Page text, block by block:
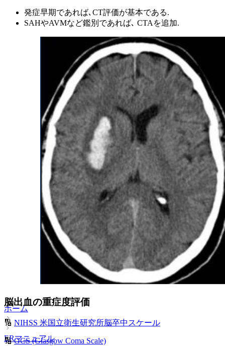
発症早期であれば､CT評価が基本である.
SAHやAVMなど鑑別であれば､ CTAを追加.
脳出血の重症度評価
🔢 NIHSS 米国立衛生研究所脳卒中スケール
🔢GCS (Glasgow Coma Scale)
ホーム
ERマニュアル